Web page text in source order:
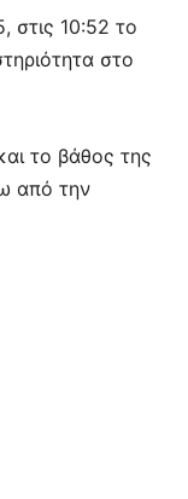
στις 10:52 το
στο
το βάθος της
από την